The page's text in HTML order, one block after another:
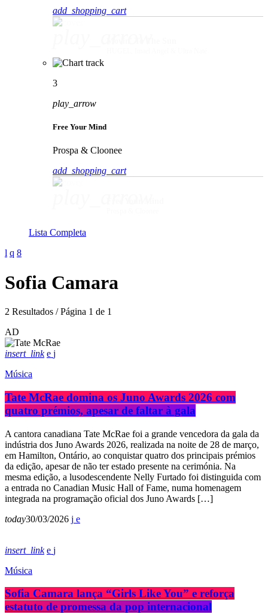
add_shopping_cart
3
play_arrow
Free Your Mind
Prospa & Cloonee
add_shopping_cart
Lista Completa
Sofia Camara
2 Resultados / Página 1 de 1
AD
insert_link
Música
Tate McRae domina os Juno Awards 2026 com
quatro prémios, apesar de faltar à gala
A cantora canadiana Tate McRae foi a grande vencedora da gala da
indústria dos Juno Awards 2026, realizada na noite de 28 de março,
em Hamilton, Ontário, ao conquistar quatro dos principais prémios
da edição, apesar de não ter estado presente na cerimónia. Na
mesma edição, a lusodescendente Nelly Furtado foi distinguida com
a entrada no Canadian Music Hall of Fame, numa homenagem
integrada na programação oficial dos Juno Awards […]
today30/03/2026
insert_link
Música
Sofia Camara lança “Girls Like You” e reforça
estatuto de promessa da pop internacional